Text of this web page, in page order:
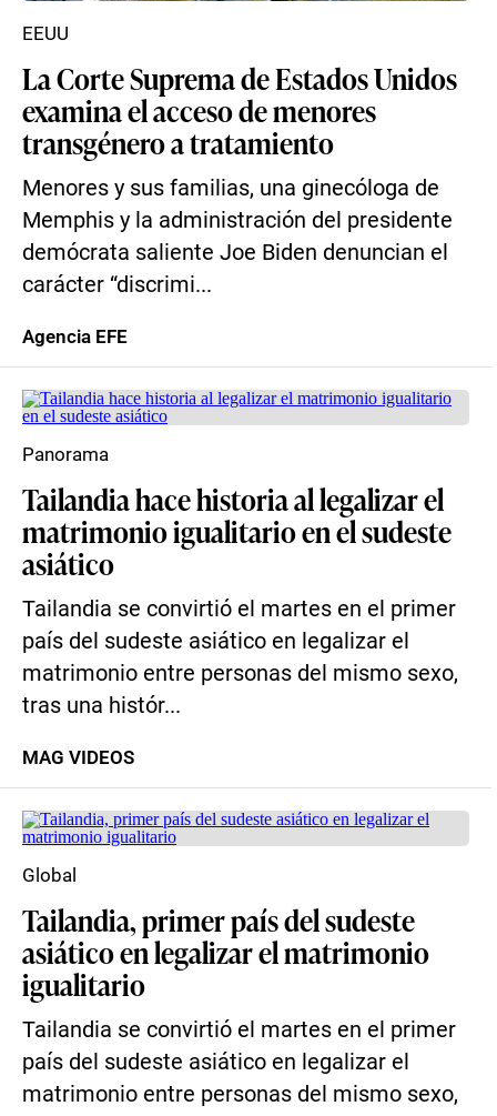
La Corte Suprema de Estados Unidos
examina el acceso de menores
transgénero a tratamiento
Menores y sus familias, una ginecóloga de
Memphis y la administración del presidente
demócrata saliente Joe Biden denuncian el
carácter “discrimi...
EEUU
Agencia EFE
Tailandia hace historia al legalizar el
matrimonio igualitario en el sudeste
asiático
Tailandia se convirtió el martes en el primer
país del sudeste asiático en legalizar el
matrimonio entre personas del mismo sexo,
tras una histór...
Panorama
MAG VIDEOS
Tailandia, primer país del sudeste
asiático en legalizar el matrimonio
igualitario
Tailandia se convirtió el martes en el primer
país del sudeste asiático en legalizar el
matrimonio entre personas del mismo sexo,
Global